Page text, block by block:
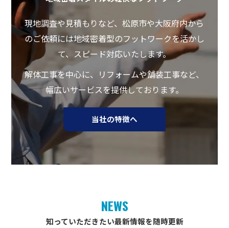
現地調査や見積もりなど、松原市や大阪府内から
のご依頼には地域密着型のフットワークを活かし
て、スピード対応いたします。
解体工事を中心に、リフォームや舗装工事など、
幅広いサービスを提供しております。
当社の特徴へ
知っていただきたい最新情報を随時更新
NEWS